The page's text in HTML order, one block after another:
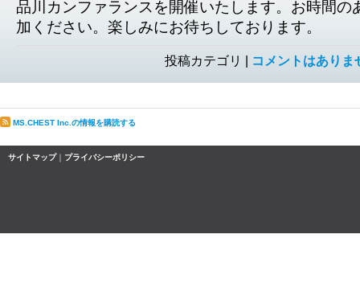
品川カンファランスを開催いたします。お時間の
加ください。楽しみにお待ちしております。
投稿カテゴリ | コメントはありま
MS.CHEST Inc.の情報を購読する
サイトマップ｜ プライバシーポリシー